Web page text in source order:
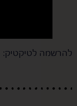
להרשמה לטיקטיק: